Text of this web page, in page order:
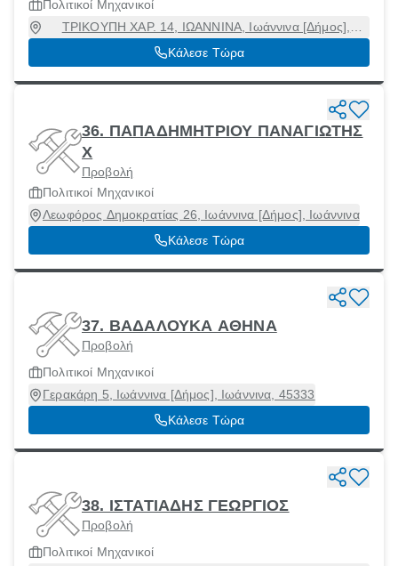
Πολιτικοί Μηχανικοί
ΤΡΙΚΟΥΠΗ ΧΑΡ. 14, ΙΩΑΝΝΙΝΑ, Ιωάννινα [Δήμος],
Ιωάννινα, 45333
Κάλεσε Τώρα
36. ΠΑΠΑΔΗΜΗΤΡΙΟΥ ΠΑΝΑΓΙΩΤΗΣ
Χ
Προβολή
Πολιτικοί Μηχανικοί
Λεωφόρος Δημοκρατίας 26, Ιωάννινα [Δήμος], Ιωάννινα
Κάλεσε Τώρα
37. ΒΑΔΑΛΟΥΚΑ ΑΘΗΝΑ
Προβολή
Πολιτικοί Μηχανικοί
Γερακάρη 5, Ιωάννινα [Δήμος], Ιωάννινα, 45333
Κάλεσε Τώρα
38. ΙΣΤΑΤΙΑΔΗΣ ΓΕΩΡΓΙΟΣ
Προβολή
Πολιτικοί Μηχανικοί